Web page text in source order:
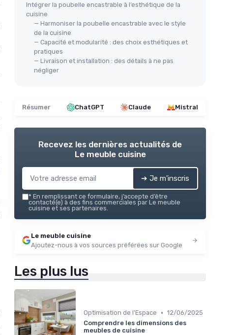
Intégrer la poubelle encastrable à l’esthétique de la
cuisine
— Harmoniser la poubelle encastrable avec le style
de la cuisine
— Capacité et modularité : des choix esthétiques et
pratiques
— Livraison et installation : des détails à ne pas
négliger
Résumer ChatGPT Claude Mistral
Recevez les dernières actualités de
Le meuble cuisine
➔ Je m'inscris
* En remplissant ce formulaire, j’accepte d’être
contacté(e) à des fins commerciales par Le meuble
cuisine et ses partenaires.
Le meuble cuisine
Ajoutez-nous à vos sources préférées sur Google
Les plus lus
Optimisation de l'Espace • 12/06/2025
Comprendre les dimensions des
meubles de cuisine